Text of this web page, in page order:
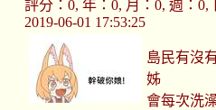
評分：0, 年：0, 月：0, 週：0,
2019-06-01 17:53:25
島民有沒
姊
會每次洗